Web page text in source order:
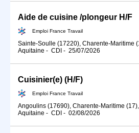
Aide de cuisine /plongeur H/F
Emploi France Travail
Sainte-Soulle (17220), Charente-Maritime
Aquitaine - CDI - 25/07/2026
Cuisinier(e) (H/F)
Emploi France Travail
Angoulins (17690), Charente-Maritime
Aquitaine - CDI - 02/08/2026